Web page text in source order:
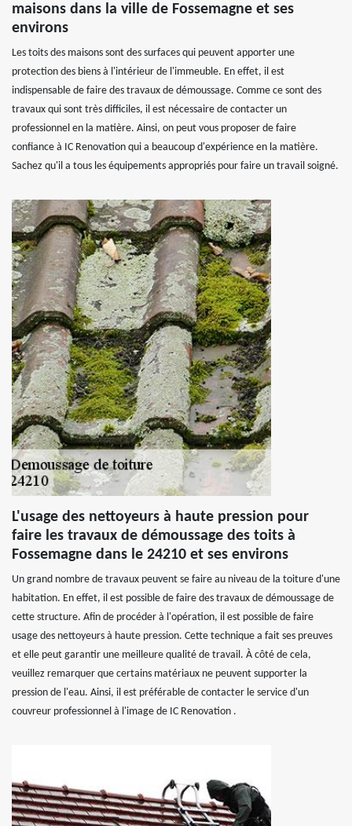
maisons dans la ville de Fossemagne et ses
environs
Les toits des maisons sont des surfaces qui peuvent apporter une
protection des biens à l'intérieur de l'immeuble. En effet, il est
indispensable de faire des travaux de démoussage. Comme ce sont des
travaux qui sont très difficiles, il est nécessaire de contacter un
professionnel en la matière. Ainsi, on peut vous proposer de faire
confiance à IC Renovation qui a beaucoup d'expérience en la matière.
Sachez qu'il a tous les équipements appropriés pour faire un travail soigné.
L'usage des nettoyeurs à haute pression pour
faire les travaux de démoussage des toits à
Fossemagne dans le 24210 et ses environs
Un grand nombre de travaux peuvent se faire au niveau de la toiture d'une
habitation. En effet, il est possible de faire des travaux de démoussage de
cette structure. Afin de procéder à l'opération, il est possible de faire
usage des nettoyeurs à haute pression. Cette technique a fait ses preuves
et elle peut garantir une meilleure qualité de travail. À côté de cela,
veuillez remarquer que certains matériaux ne peuvent supporter la
pression de l'eau. Ainsi, il est préférable de contacter le service d'un
couvreur professionnel à l'image de IC Renovation .